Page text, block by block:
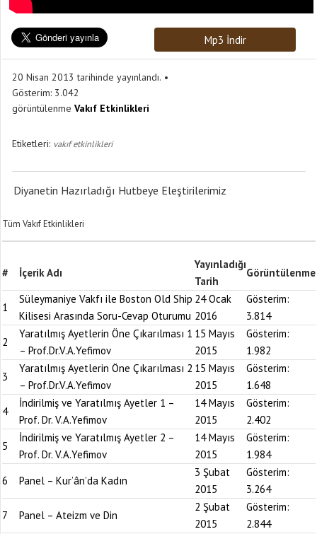
Mp3 İndir
20 Nisan 2013 tarihinde yayınlandı.
Gösterim: 3.042
görüntülenme Vakıf Etkinlikleri
Etiketleri: vakıf etkinlikleri
Diyanetin Hazırladığı Hutbeye Eleştirilerimiz
Tüm Vakıf Etkinlikleri
# İçerik Adı
Yayınladığı
Tarih
Görüntülenme
1
Süleymaniye Vakfı ile Boston Old Ship
Kilisesi Arasında Soru-Cevap Oturumu
24 Ocak
2016
Gösterim:
3.814
2
Yaratılmış Ayetlerin Öne Çıkarılması 1
– Prof.Dr.V.A.Yefimov
15 Mayıs
2015
Gösterim:
1.982
3
Yaratılmış Ayetlerin Öne Çıkarılması 2
– Prof.Dr.V.A.Yefimov
15 Mayıs
2015
Gösterim:
1.648
4
İndirilmiş ve Yaratılmış Ayetler 1 –
Prof. Dr. V.A.Yefimov
14 Mayıs
2015
Gösterim:
2.402
5
İndirilmiş ve Yaratılmış Ayetler 2 –
Prof. Dr. V.A.Yefimov
14 Mayıs
2015
Gösterim:
1.984
6
Panel – Kur’ân’da Kadın
3 Şubat
2015
Gösterim:
3.264
7
Panel – Ateizm ve Din
2 Şubat
2015
Gösterim:
2.844